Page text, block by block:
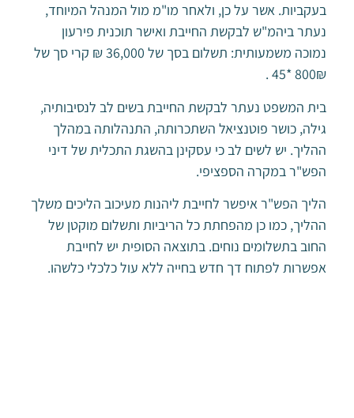
בעקביות. אשר על כן, ולאחר מו"מ מול המנהל המיוחד,
נעתר ביהמ"ש לבקשת החייבת ואישר תוכנית פירעון
נמוכה משמעותית: תשלום בסך של 36,000 ₪ קרי סך של
800₪ *45 .
בית המשפט נעתר לבקשת החייבת בשים לב לנסיבותיה,
גילה, כושר פוטנציאל השתכרותה, התנהלותה במהלך
ההליך. יש לשים לב כי עסקינן בהשגת התכלית של דיני
הפש"ר במקרה הספציפי.
הליך הפש"ר איפשר לחייבת ליהנות מעיכוב הליכים משלך
ההליך, כמו כן מהפחתת כל הריביות ותשלום מוקטן של
החוב בתשלומים נוחים. בתוצאה הסופית יש לחייבת
אפשרות לפתוח דך חדש בחייה ללא עול כלכלי כלשהו.